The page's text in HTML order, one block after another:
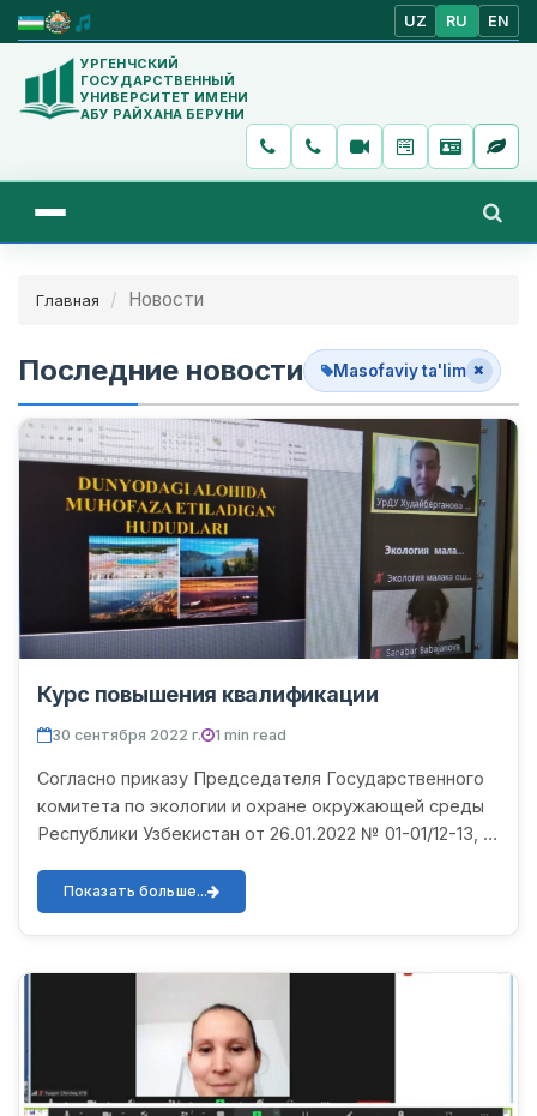
UZ RU EN
УРГЕНЧСКИЙ
ГОСУДАРСТВЕННЫЙ
УНИВЕРСИТЕТ ИМЕНИ
АБУ РАЙХАНА БЕРУНИ
Главная Новости
Последние новости Masofaviy ta'lim
Курс повышения квалификации
30 сентября 2022 г. 1 min read
Согласно приказу Председателя Государственного
комитета по экологии и охране окружающей среды
Республики Узбекистан от 26.01.2022 № 01-01/12-13, в
квалифик...
Показать больше...